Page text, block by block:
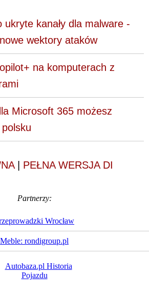
ukryte kanały dla malware -
wektory ataków
na komputerach z
Microsoft 365 możesz
| PEŁNA WERSJA DI
Partnerzy:
Wrocław
Meble: rondigroup.pl